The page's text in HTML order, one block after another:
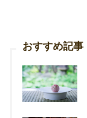
おすすめ記事